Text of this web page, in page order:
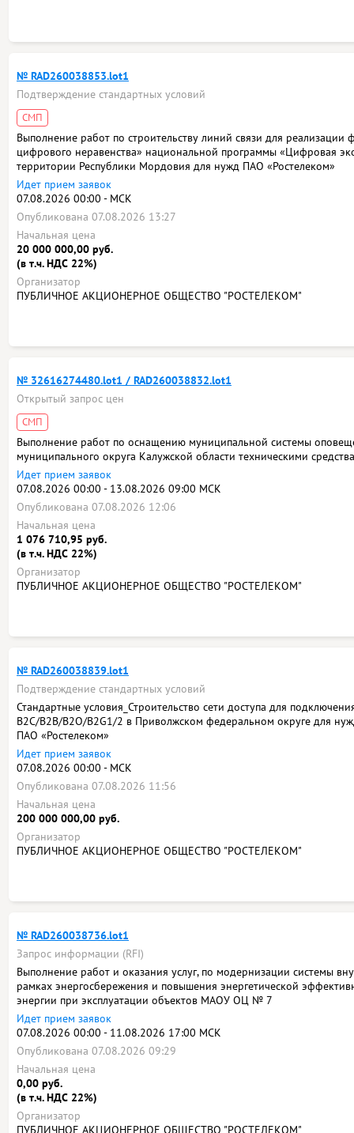
№ RAD260038853.lot1
Подтверждение стандартных условий
СМП
Выполнение работ по строительству линий связи для реализации
цифрового неравенства» национальной программы «Цифровая
территории Республики Мордовия для нужд ПАО «Ростелеком»
Идет прием заявок
07.08.2026 00:00 - МСК
Опубликована 07.08.2026 13:27
Начальная цена
20 000 000,00 руб.
(в т.ч. НДС 22%)
Организатор
ПУБЛИЧНОЕ АКЦИОНЕРНОЕ ОБЩЕСТВО "РОСТЕЛЕКОМ"
№ 32616274480.lot1 / RAD260038832.lot1
Открытый запрос цен
СМП
Выполнение работ по оснащению муниципальной системы
муниципального округа Калужской области техническими
Идет прием заявок
07.08.2026 00:00 - 13.08.2026 09:00 МСК
Опубликована 07.08.2026 12:06
Начальная цена
1 076 710,95 руб.
(в т.ч. НДС 22%)
Организатор
ПУБЛИЧНОЕ АКЦИОНЕРНОЕ ОБЩЕСТВО "РОСТЕЛЕКОМ"
№ RAD260038839.lot1
Подтверждение стандартных условий
Стандартные условия_Строительство сети доступа для
B2C/B2B/B2O/B2G1/2 в Приволжском федеральном округе для
ПАО «Ростелеком»
Идет прием заявок
07.08.2026 00:00 - МСК
Опубликована 07.08.2026 11:56
Начальная цена
200 000 000,00 руб.
Организатор
ПУБЛИЧНОЕ АКЦИОНЕРНОЕ ОБЩЕСТВО "РОСТЕЛЕКОМ"
№ RAD260038736.lot1
Запрос информации (RFI)
Выполнение работ и оказания услуг, по модернизации системы
рамках энергосбережения и повышения энергетической
энергии при эксплуатации объектов МАОУ ОЦ № 7
Идет прием заявок
07.08.2026 00:00 - 11.08.2026 17:00 МСК
Опубликована 07.08.2026 09:29
Начальная цена
0,00 руб.
(в т.ч. НДС 22%)
Организатор
ПУБЛИЧНОЕ АКЦИОНЕРНОЕ ОБЩЕСТВО "РОСТЕЛЕКОМ"